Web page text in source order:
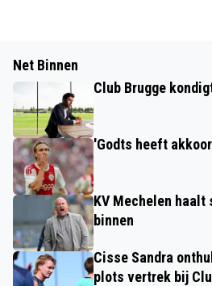
Net Binnen
Club Brugge
'Godts heeft
KV Mechelen
binnen
Cisse Sandra
plots vertrek bij